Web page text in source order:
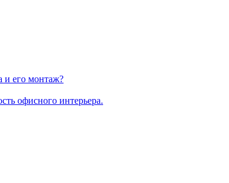
и его монтаж?
офисного интерьера.